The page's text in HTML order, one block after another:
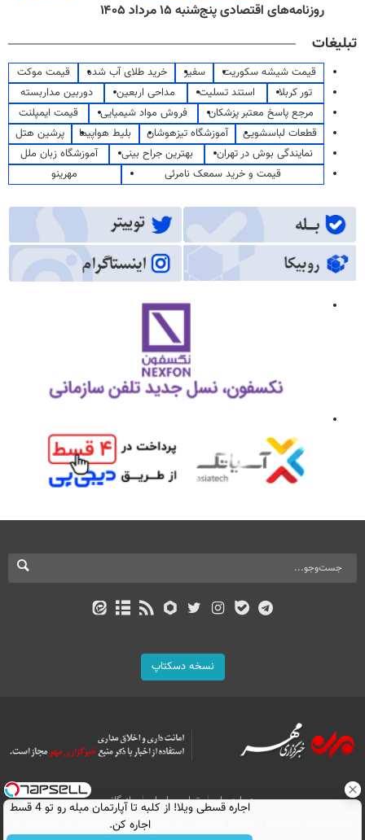
روزنامه‌های اقتصادی پنج‌شنبه ۱۵ مرداد ۱۴۰۵
تبلیغات
قیمت شیشه سکوریت سفیر خرید طلای آب شده
قیمت موکت
تور کربلا
استند تسلیت مداحی اربعین
دوربین مداربسته
مرجع پاسخ معتبر پزشکان
فروش مواد شیمیایی
قیمت ایمپلنت
قطعات لباسشویی
آموزشگاه تیزهوشان بلیط هواپیما
پرشین هتل
نمایندگی بوش در تهران
بهترین جراح بینی
آموزشگاه زبان ملل
قیمت و خرید سمعک نامرئی
مهرینو
نسخه دسکتاپ
درباره ما تماس با ما
بازرگانی
All Content by Mehr News Agency is licensed under a Creative Commons
اجاره‌ قسطی ویلا! از کلبه تا آپارتمان مبله رو تو 4 قسط
اجاره کن.